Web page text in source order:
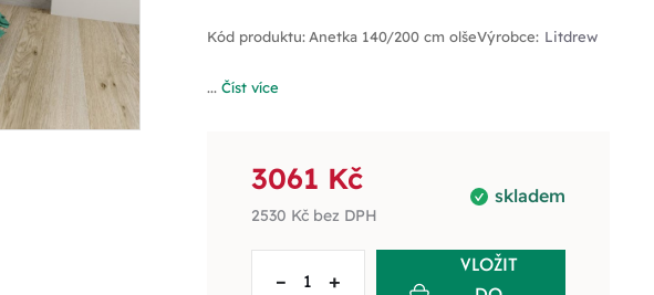
Kód produktu: Anetka 140/200 cm olšeVýrobce: Litdrew
... Číst více
skladem
3061 Kč
2530 Kčbez DPH
– +
VLOŽIT